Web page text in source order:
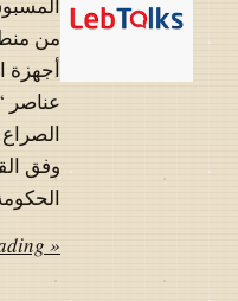
من
أجهزة
عناصر
وفق
»